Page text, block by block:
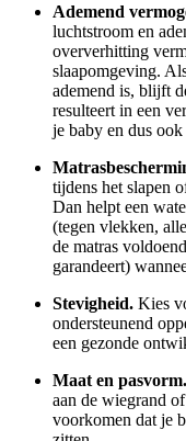
Ademend
luchtstroom en
oververhitting
slaapomgeving.
ademend is, blijft
resulteert in een
je baby en dus ook
tijdens het slapen
Dan helpt een
(tegen vlekken,
de matras
garandeert)
Stevigheid. Kies
ondersteunend
een gezonde
Maat en pasvorm.
aan de wiegrand
voorkomen dat je